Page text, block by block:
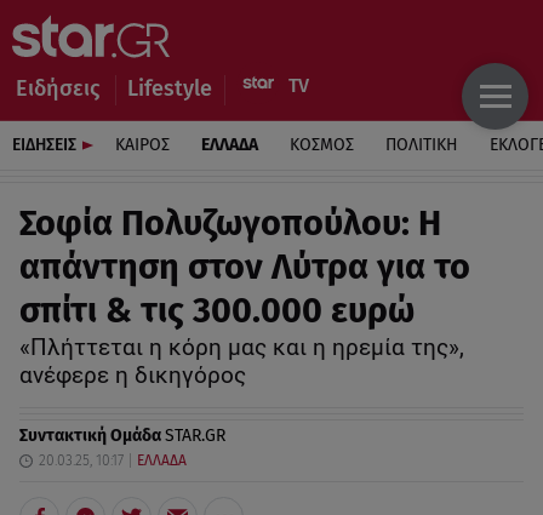
Ειδήσεις Lifestyle
ΕΙΔΗΣΕΙΣ ΚΑΙΡΟΣ ΕΛΛΑΔΑ ΚΟΣΜΟΣ ΠΟΛΙΤΙΚΗ
Σοφία Πολυζωγοπούλου: Η
απάντηση στον Λύτρα για το
σπίτι & τις 300.000 ευρώ
«Πλήττεται η κόρη μας και η ηρεμία της»,
ανέφερε η δικηγόρος
Συντακτική ΟμάδαSTAR.GR
20.03.25, 10:17 ΕΛΛΑΔΑ